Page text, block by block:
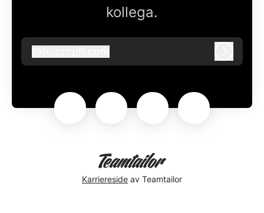
kollega.
buzzcph.com
Karriereside av Teamtailor